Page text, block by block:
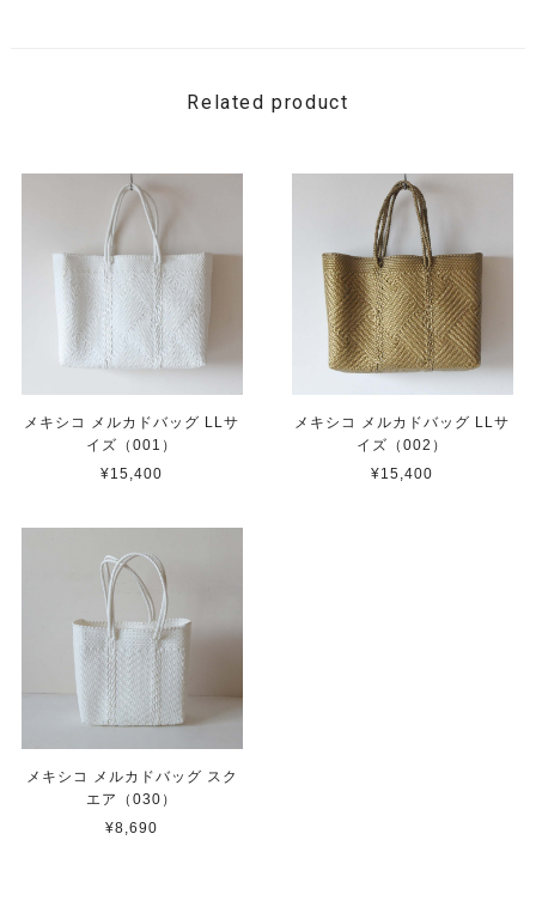
Related product
メキシコ メルカドバッグ LLサ
イズ（001）
¥15,400
メキシコ メルカドバッグ LLサ
イズ（002）
¥15,400
メキシコ メルカドバッグ スク
エア（030）
¥8,690